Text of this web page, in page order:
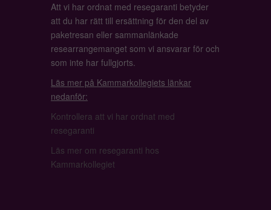
Att vi har ordnat med resegaranti betyder
att du har rätt till ersättning för den del av
paketresan eller sammanlänkade
researrangemanget som vi ansvarar för och
som inte har fullgjorts.
Läs mer på Kammarkollegiets länkar
nedanför:
Kontrollera att vi har ordnat med
resegaranti
Läs mer om resegaranti hos
Kammarkollegiet